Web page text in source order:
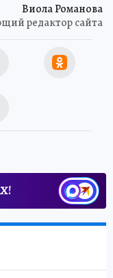
Виола Романова
редактор сайта